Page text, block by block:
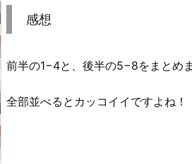
感想
前半の1−4と、後半の5−8をまとめ
全部並べるとカッコイイですよね！